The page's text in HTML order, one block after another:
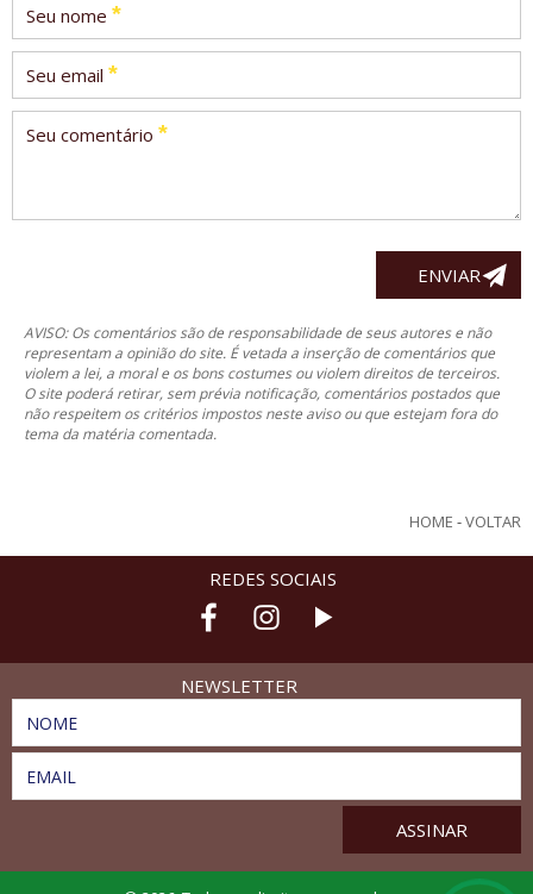
Seu nome *
Seu email *
Seu comentário *
AVISO: Os comentários são de responsabilidade de seus autores e não
representam a opinião do site. É vetada a inserção de comentários que
violem a lei, a moral e os bons costumes ou violem direitos de terceiros.
O site poderá retirar, sem prévia notificação, comentários postados que
não respeitem os critérios impostos neste aviso ou que estejam fora do
tema da matéria comentada.
HOME -VOLTAR
REDES SOCIAIS
NEWSLETTER
NOME
EMAIL